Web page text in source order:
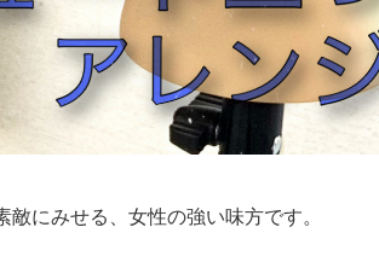
にみせる、女性の強い味方です。